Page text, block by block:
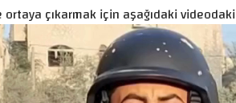
çıkarmak için aşağıdaki